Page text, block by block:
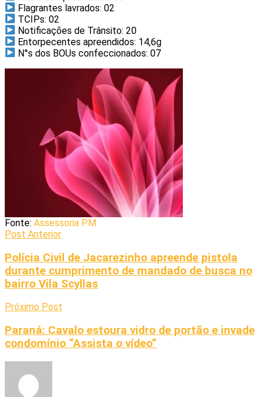
Flagrantes lavrados: 02
TCIPs: 02
Notificações de Trânsito: 20
Entorpecentes apreendidos: 14,6g
N°s dos BOUs confeccionados: 07
Fonte: Assessoria PM
Post Anterior
Polícia Civil de Jacarezinho apreende pistola
durante cumprimento de mandado de busca no
bairro Vila Scyllas
Próximo Post
Paraná: Cavalo estoura vidro de portão e invade
condomínio “Assista o vídeo”